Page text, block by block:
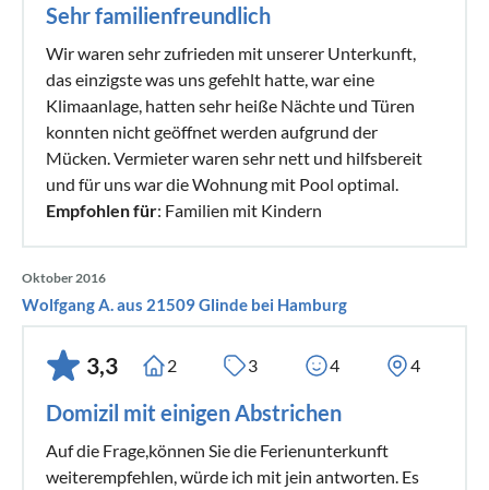
Sehr familienfreundlich
Wir waren sehr zufrieden mit unserer Unterkunft,
das einzigste was uns gefehlt hatte, war eine
Klimaanlage, hatten sehr heiße Nächte und Türen
konnten nicht geöffnet werden aufgrund der
Mücken. Vermieter waren sehr nett und hilfsbereit
und für uns war die Wohnung mit Pool optimal.
Empfohlen für: Familien mit Kindern
Oktober 2016
Wolfgang A. aus 21509 Glinde bei Hamburg
3,3 2 3 4 4
Domizil mit einigen Abstrichen
Auf die Frage,können Sie die Ferienunterkunft
weiterempfehlen, würde ich mit jein antworten. Es